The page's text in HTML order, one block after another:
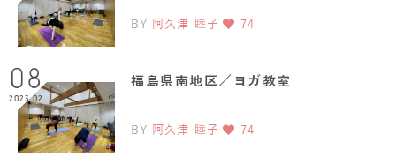
BY 阿久津 睦子 74
08
2023.02
福島県南地区／ヨガ教室
BY 阿久津 睦子 74